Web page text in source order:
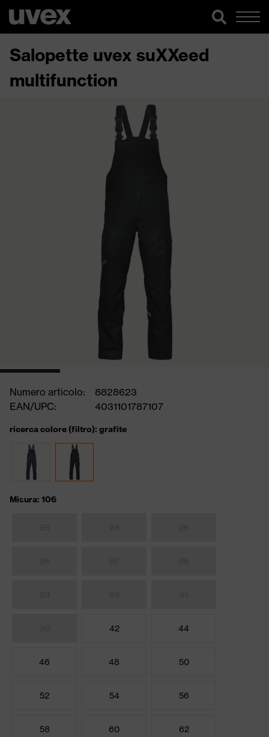
Salopette uvex suXXeed
multifunction
Numero articolo:
8828623
EAN/UPC:
4031101787107
ricerca colore (filtro): grafite
Misura: 106
42 44
46 48 50
52 54 56
58 60 62